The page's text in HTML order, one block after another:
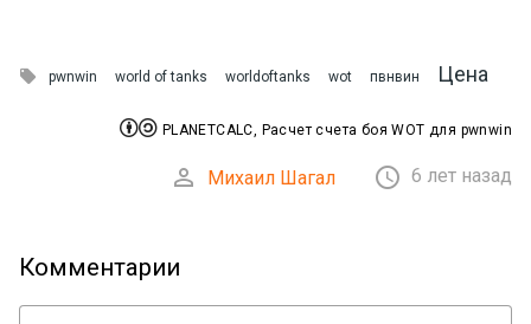
 pwnwin world of tanks worldoftanks wot пвнвин Цена
 PLANETCALC, Расчет счета боя WOT для pwnwin
 Михаил Шагал  6 лет назад
Комментарии